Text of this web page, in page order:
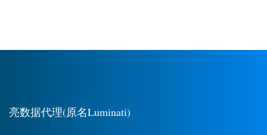
亮数据代理(原名Luminati)